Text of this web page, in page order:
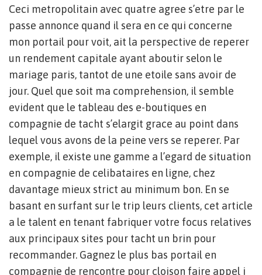
Ceci metropolitain avec quatre agree s’etre par le
passe annonce quand il sera en ce qui concerne
mon portail pour voit, ait la perspective de reperer
un rendement capitale ayant aboutir selon le
mariage paris, tantot de une etoile sans avoir de
jour. Quel que soit ma comprehension, il semble
evident que le tableau des e-boutiques en
compagnie de tacht s’elargit grace au point dans
lequel vous avons de la peine vers se reperer. Par
exemple, il existe une gamme a l’egard de situation
en compagnie de celibataires en ligne, chez
davantage mieux strict au minimum bon. En se
basant en surfant sur le trip leurs clients, cet article
a le talent en tenant fabriquer votre focus relatives
aux principaux sites pour tacht un brin pour
recommander. Gagnez le plus bas portail en
compagnie de rencontre pour cloison faire appel i